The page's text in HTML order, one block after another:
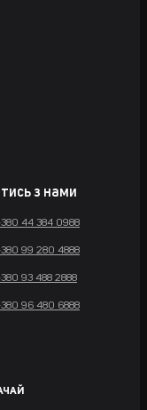
з нами
44 384 0988
99 280 4888
93 488 2888
96 480 6888